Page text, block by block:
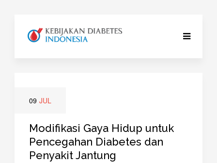
09 JUL
Modifikasi Gaya Hidup untuk
Pencegahan Diabetes dan
Penyakit Jantung